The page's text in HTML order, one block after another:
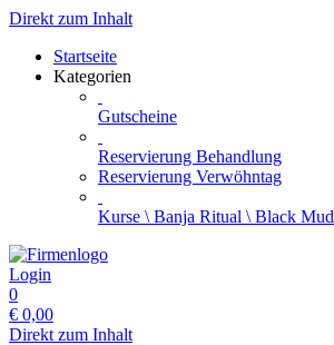
Direkt zum Inhalt
Startseite
Kategorien
Gutscheine
Reservierung Behandlung
Reservierung Verwöhntag
Kurse \ Banja Ritual \ Black Mud
Login
0
€ 0,00
Direkt zum Inhalt